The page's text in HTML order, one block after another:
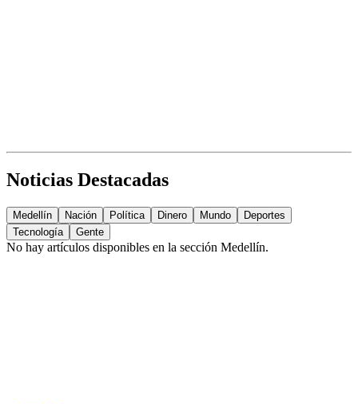
Noticias Destacadas
Medellín Nación Política Dinero Mundo
Deportes
Tecnología
Gente
No hay artículos disponibles en la sección Medellín.